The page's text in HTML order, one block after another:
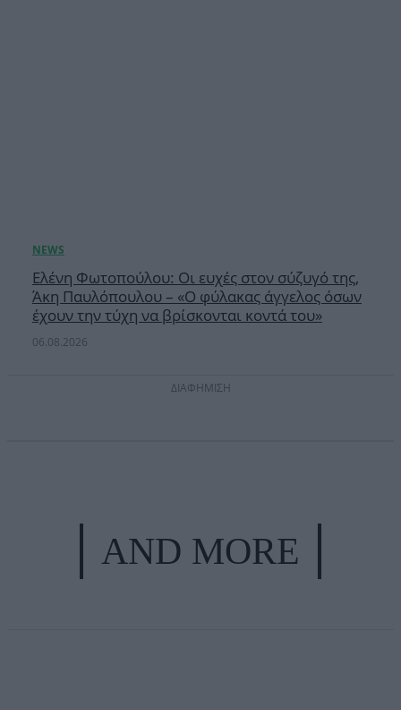
Ελένη Φωτοπούλου: Οι ευχές στον σύζυγό της,
Άκη Παυλόπουλου – «Ο φύλακας άγγελος όσων
έχουν την τύχη να βρίσκονται κοντά του»
06.08.2026
ΔΙΑΦΗΜΙΣΗ
AND MORE